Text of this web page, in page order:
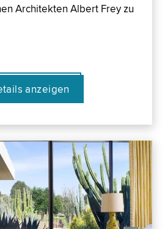
Architekten Albert Frey zu
anzeigen